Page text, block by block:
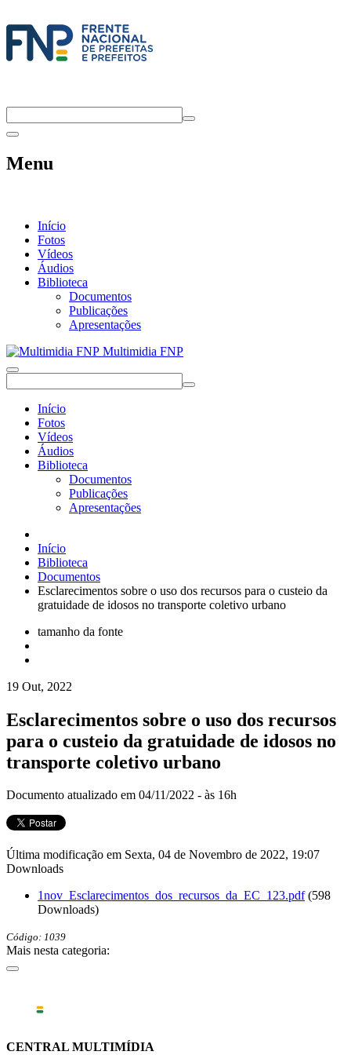
Menu
Início
Fotos
Vídeos
Áudios
Biblioteca
Documentos
Publicações
Apresentações
Multimidia FNP
Início
Fotos
Vídeos
Áudios
Biblioteca
Documentos
Publicações
Apresentações
Início
Biblioteca
Documentos
Esclarecimentos sobre o uso dos recursos para o custeio da
gratuidade de idosos no transporte coletivo urbano
tamanho da fonte
19 Out, 2022
Esclarecimentos sobre o uso dos recursos
para o custeio da gratuidade de idosos no
transporte coletivo urbano
Documento atualizado em 04/11/2022 - às 16h
Última modificação em Sexta, 04 de Novembro de 2022, 19:07
Downloads
1nov_Esclarecimentos_dos_recursos_da_EC_123.pdf (598
Downloads)
Código: 1039
Mais nesta categoria:
CENTRAL MULTIMÍDIA